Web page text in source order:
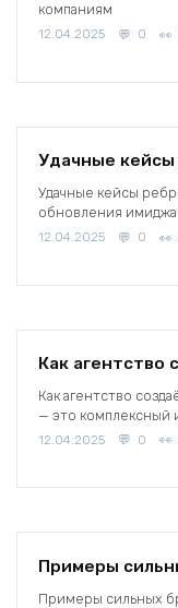
компаниям
12.04.2025 0
Удачные кейсы
Удачные кейсы
обновления
12.04.2025 0
Как агентство
Как агентство
— это комплексный
12.04.2025 0
Примеры
Примеры сильных